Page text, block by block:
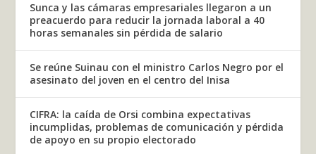
Sunca y las cámaras empresariales llegaron a un
preacuerdo para reducir la jornada laboral a 40
horas semanales sin pérdida de salario
Se reúne Suinau con el ministro Carlos Negro por el
asesinato del joven en el centro del Inisa
CIFRA: la caída de Orsi combina expectativas
incumplidas, problemas de comunicación y pérdida
de apoyo en su propio electorado